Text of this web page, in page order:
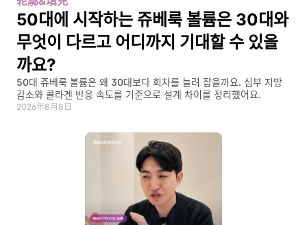
50대에 시작하는 쥬베룩 볼륨은 30대와
무엇이 다르고 어디까지 기대할 수 있을
까요?
50대 쥬베룩 볼륨은 왜 30대보다 회차를 늘려 잡을까요. 심부 지방
감소와 콜라겐 반응 속도를 기준으로 설계 차이를 정리했어요.
2026年8月8日